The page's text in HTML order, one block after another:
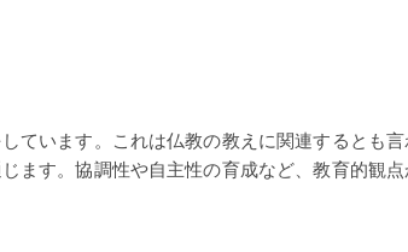
ています。これは仏教の教えに関連するとも
ます。協調性や自主性の育成など、教育的観